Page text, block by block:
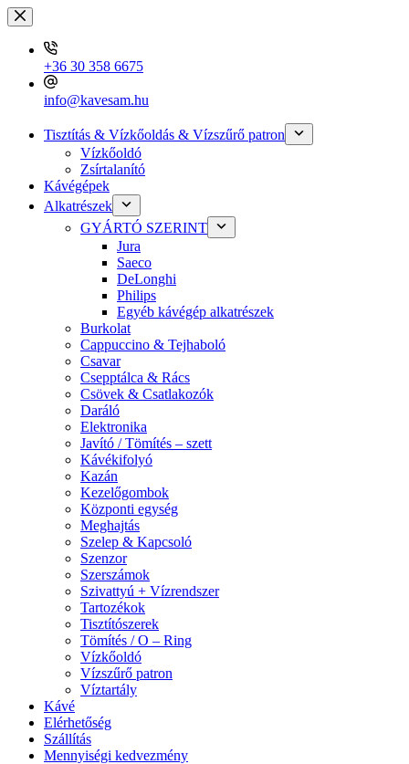
Skip
to
content
+36 30 358 6675
info@kavesam.hu
Tisztítás & Vízkőoldás & Vízszűrő patron
Vízkőoldó
Zsírtalanító
Kávégépek
Alkatrészek
GYÁRTÓ SZERINT
Jura
Saeco
DeLonghi
Philips
Egyéb kávégép alkatrészek
Burkolat
Cappuccino & Tejhaboló
Csavar
Csepptálca & Rács
Csövek & Csatlakozók
Daráló
Elektronika
Javító / Tömítés – szett
Kávékifolyó
Kazán
Kezelőgombok
Központi egység
Meghajtás
Szelep & Kapcsoló
Szenzor
Szerszámok
Szivattyú + Vízrendszer
Tartozékok
Tisztítószerek
Tömítés / O – Ring
Vízkőoldó
Vízszűrő patron
Víztartály
Kávé
Elérhetőség
Szállítás
Mennyiségi kedvezmény